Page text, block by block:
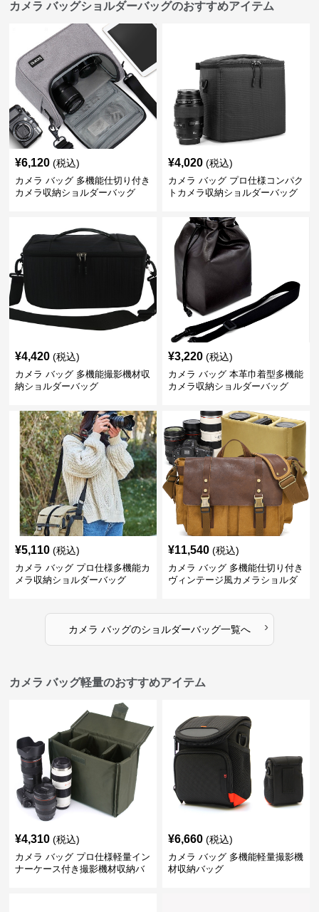
カメラ バッグショルダーバッグのおすすめアイテム
¥6,120 (税込)
カメラ バッグ 多機能仕切り付き
カメラ収納ショルダーバッグ
¥4,020 (税込)
カメラ バッグ プロ仕様コンパク
トカメラ収納ショルダーバッグ
¥4,420 (税込)
カメラ バッグ 多機能撮影機材収
納ショルダーバッグ
¥3,220 (税込)
カメラ バッグ 本革巾着型多機能
カメラ収納ショルダーバッグ
¥5,110 (税込)
カメラ バッグ プロ仕様多機能カ
メラ収納ショルダーバッグ
¥11,540 (税込)
カメラ バッグ 多機能仕切り付き
ヴィンテージ風カメラショルダ
カメラ バッグのショルダーバッグ一覧へ ›
カメラ バッグ軽量のおすすめアイテム
¥4,310 (税込)
カメラ バッグ プロ仕様軽量イン
ナーケース付き撮影機材収納バ
¥6,660 (税込)
カメラ バッグ 多機能軽量撮影機
材収納バッグ